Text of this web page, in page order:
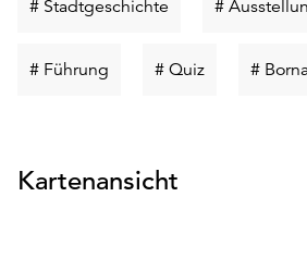
# Stadtgeschichte Schlüsselwort
#
# Führung Schlüsselwort
# Quiz #
Kartenansicht